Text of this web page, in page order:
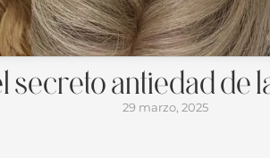
secreto antiedad de
29 marzo, 2025